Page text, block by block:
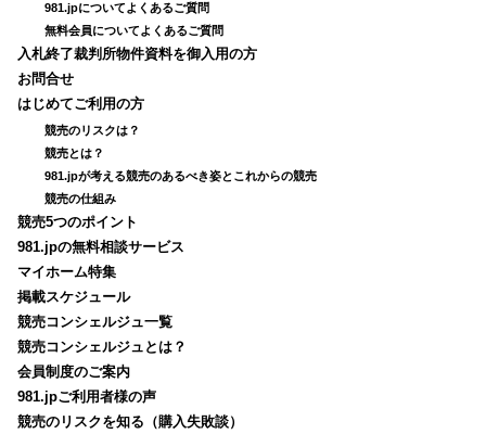
981.jpについてよくあるご質問
無料会員についてよくあるご質問
入札終了裁判所物件資料を御入用の方
お問合せ
はじめてご利用の方
競売のリスクは？
競売とは？
981.jpが考える競売のあるべき姿とこれからの競売
競売の仕組み
競売5つのポイント
981.jpの無料相談サービス
マイホーム特集
掲載スケジュール
競売コンシェルジュ一覧
競売コンシェルジュとは？
会員制度のご案内
981.jpご利用者様の声
競売のリスクを知る（購入失敗談）